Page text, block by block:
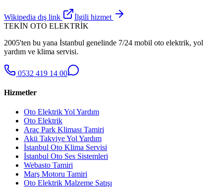
Wikipedia dış link
İlgili hizmet
TEKİN OTO ELEKTRİK
2005'ten bu yana İstanbul genelinde 7/24 mobil oto elektrik, yol
yardım ve klima servisi.
0532 419 14 00
Hizmetler
Oto Elektrik Yol Yardım
Oto Elektrik
Araç Park Kliması Tamiri
Akü Takviye Yol Yardım
İstanbul Oto Klima Servisi
İstanbul Oto Ses Sistemleri
Webasto Tamiri
Marş Motoru Tamiri
Oto Elektrik Malzeme Satışı